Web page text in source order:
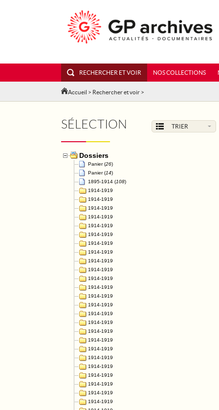
RECHERCHER ET VOIR NOS COLLECTIONS
Accueil > Rechercher et voir >
SÉLECTION TRIER